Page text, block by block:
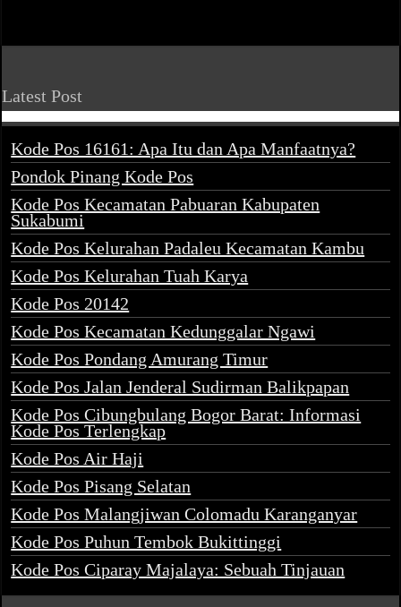
Latest Post
Kode Pos 16161: Apa Itu dan Apa Manfaatnya?
Pondok Pinang Kode Pos
Kode Pos Kecamatan Pabuaran Kabupaten
Sukabumi
Kode Pos Kelurahan Padaleu Kecamatan Kambu
Kode Pos Kelurahan Tuah Karya
Kode Pos 20142
Kode Pos Kecamatan Kedunggalar Ngawi
Kode Pos Pondang Amurang Timur
Kode Pos Jalan Jenderal Sudirman Balikpapan
Kode Pos Cibungbulang Bogor Barat: Informasi
Kode Pos Terlengkap
Kode Pos Air Haji
Kode Pos Pisang Selatan
Kode Pos Malangjiwan Colomadu Karanganyar
Kode Pos Puhun Tembok Bukittinggi
Kode Pos Ciparay Majalaya: Sebuah Tinjauan